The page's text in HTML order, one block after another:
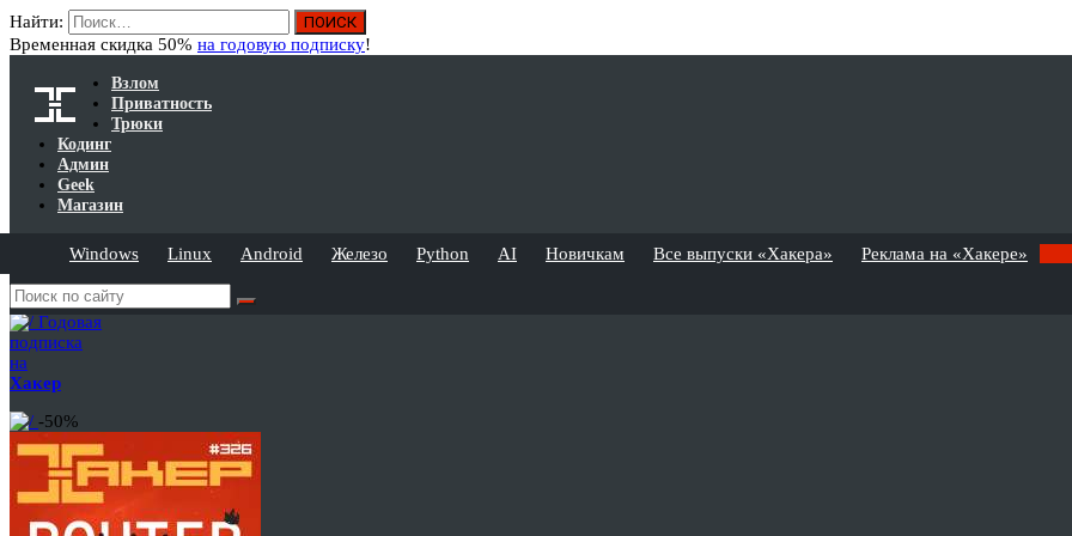
Найти:
Временная скидка 50% на годовую подписку!
Взлом
Приватность
Трюки
Кодинг
Админ
Geek
Магазин
Windows Linux Android Железо Python AI Новичкам Все выпуски «Хакера» Реклама на «Хакере»
Годовая
подписка
на
Хакер
-50%